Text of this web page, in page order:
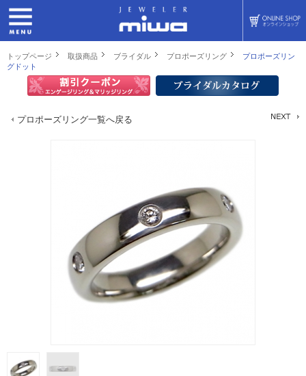
トップページ 取扱商品 ブライダル プロポーズリング
プロポーズリン
グドット
プロポーズリング一覧へ戻る